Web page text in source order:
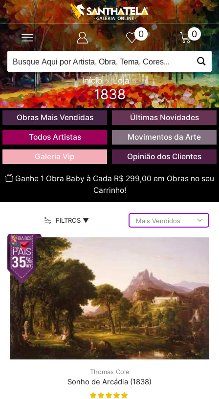
0 0
Início Loja
1838
Obras Mais Vendidas Últimas Novidades
Todos Artistas Movimentos da Arte
Galeria Vip Opinião dos Clientes
Ganhe 1 Obra Baby à Cada R$ 299,00 em Obras no seu
Carrinho!
FILTROS ▼
Thomas Cole
Sonho de Arcádia (1838)